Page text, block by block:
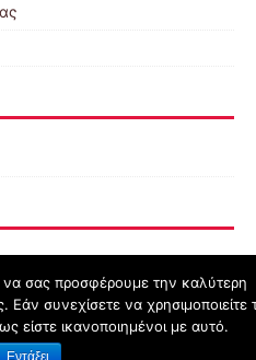
να σας προσφέρουμε την καλύτερη
Εάν συνεχίσετε να χρησιμοποιείτε
είστε ικανοποιημένοι με αυτό.
Εντάξει